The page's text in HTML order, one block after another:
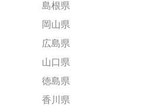
島根県
岡山県
広島県
山口県
徳島県
香川県